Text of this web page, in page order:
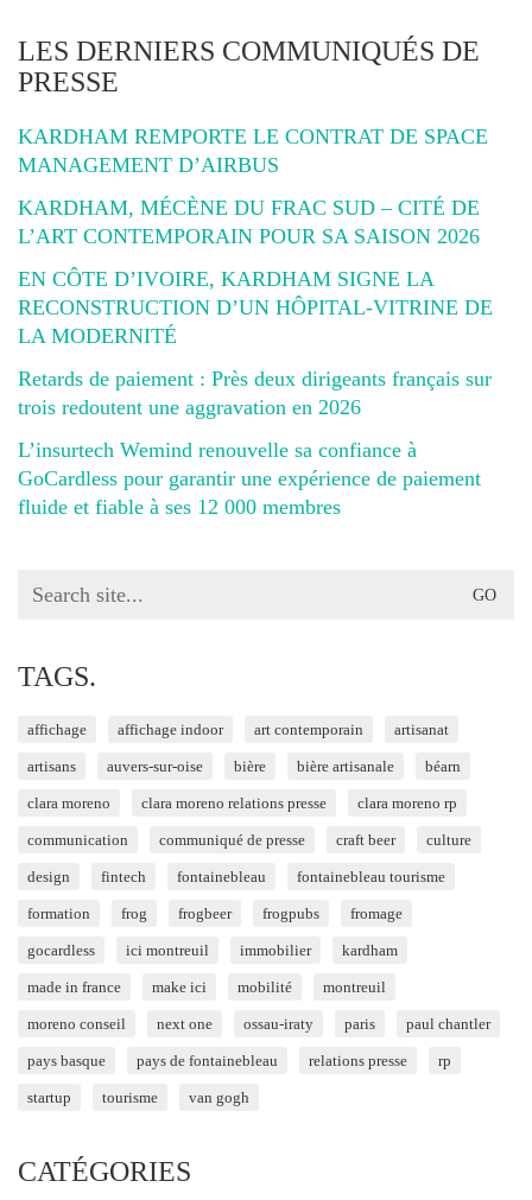
LES DERNIERS COMMUNIQUÉS DE
PRESSE
KARDHAM REMPORTE LE CONTRAT DE SPACE
MANAGEMENT D’AIRBUS
KARDHAM, MÉCÈNE DU FRAC SUD – CITÉ DE
L’ART CONTEMPORAIN POUR SA SAISON 2026
EN CÔTE D’IVOIRE, KARDHAM SIGNE LA
RECONSTRUCTION D’UN HÔPITAL-VITRINE DE
LA MODERNITÉ
Retards de paiement : Près deux dirigeants français sur
trois redoutent une aggravation en 2026
L’insurtech Wemind renouvelle sa confiance à
GoCardless pour garantir une expérience de paiement
fluide et fiable à ses 12 000 membres
Search
TAGS.
affichage affichage indoor art contemporain artisanat
artisans auvers-sur-oise bière bière artisanale béarn
clara moreno clara moreno relations presse clara moreno rp
communication communiqué de presse craft beer culture
design fintech fontainebleau fontainebleau tourisme
formation frog frogbeer frogpubs fromage
gocardless ici montreuil immobilier kardham
made in france make ici mobilité montreuil
moreno conseil next one ossau-iraty paris paul chantler
pays basque pays de fontainebleau relations presse rp
startup tourisme van gogh
CATÉGORIES